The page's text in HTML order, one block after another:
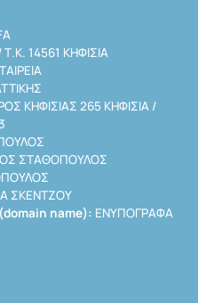
14561 ΚΗΦΙΣΙΑ
ΚΗΦΙΣΙΑΣ 265 ΚΗΦΙΣΙΑ /
ΣΤΑΘΟΠΟΥΛΟΣ
ΣΚΕΝΤΖΟΥ
name): ΕΝΥΠΟΓΡΑΦΑ